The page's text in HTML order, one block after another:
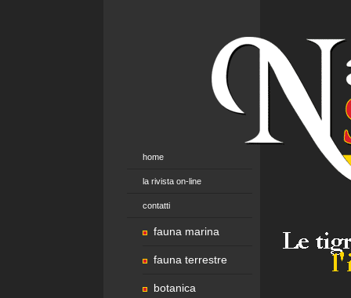
home
la rivista on-line
contatti
fauna marina
fauna terrestre
botanica